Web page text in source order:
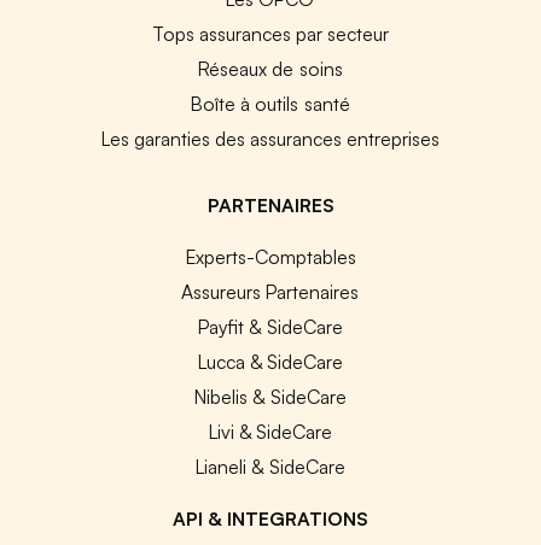
Tops assurances par secteur
Réseaux de soins
Boîte à outils santé
Les garanties des assurances entreprises
PARTENAIRES
Experts-Comptables
Assureurs Partenaires
Payfit & SideCare
Lucca & SideCare
Nibelis & SideCare
Livi & SideCare
Lianeli & SideCare
API & INTEGRATIONS